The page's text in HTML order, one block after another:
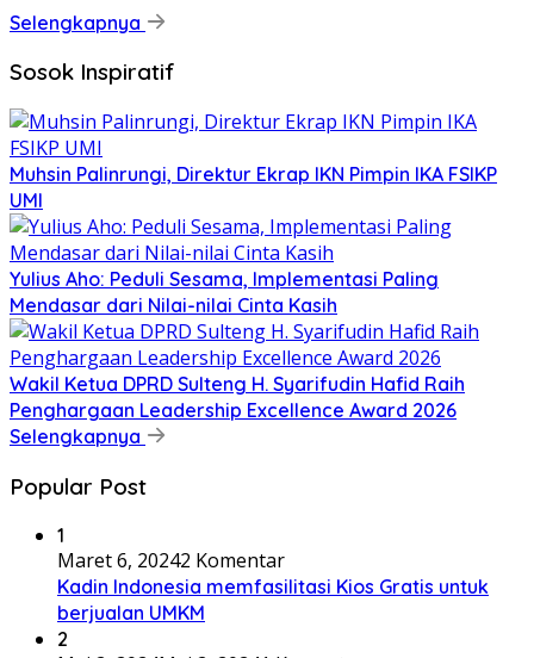
Selengkapnya
Sosok Inspiratif
Muhsin Palinrungi, Direktur Ekrap IKN Pimpin IKA FSIKP
UMI
Yulius Aho: Peduli Sesama, Implementasi Paling
Mendasar dari Nilai-nilai Cinta Kasih
Wakil Ketua DPRD Sulteng H. Syarifudin Hafid Raih
Penghargaan Leadership Excellence Award 2026
Selengkapnya
Popular Post
1
Maret 6, 20242 Komentar
Kadin Indonesia memfasilitasi Kios Gratis untuk
berjualan UMKM
2